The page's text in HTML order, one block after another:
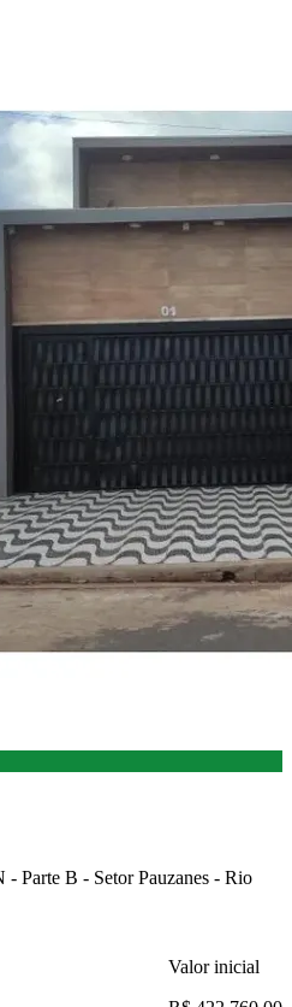
Parte B - Setor Pauzanes - Rio
Valor inicial